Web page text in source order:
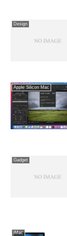
Design
Apple Silicon Mac
Gadget
iMac